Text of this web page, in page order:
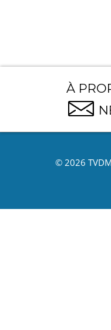
À
© 2026